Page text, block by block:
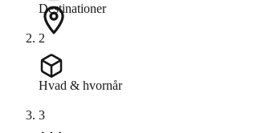
Destinationer
2
Hvad & hvornår
3